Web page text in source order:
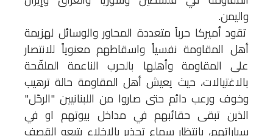
واليمن.
تقود أميركا حرباً متعددة المحاور والوسائل لهزيمة
أهل المقاومة نفسياً واسقاطهم معنوياً للانتصار
على المقاومة وأهلها بالحرب الناعمة الملقّحة
بالاغتيالات، حيث يعيش أهل المقاومة حالة ترهيب
وخوف ورعب دائم حتى صاروا من اللبنانيين "الرحّل"
الذين تبقى حقائبهم في مداخل بيوتهم او في
سياراتهم، بانتظار سماع تحذير بالإخلاء يتبعه القصف